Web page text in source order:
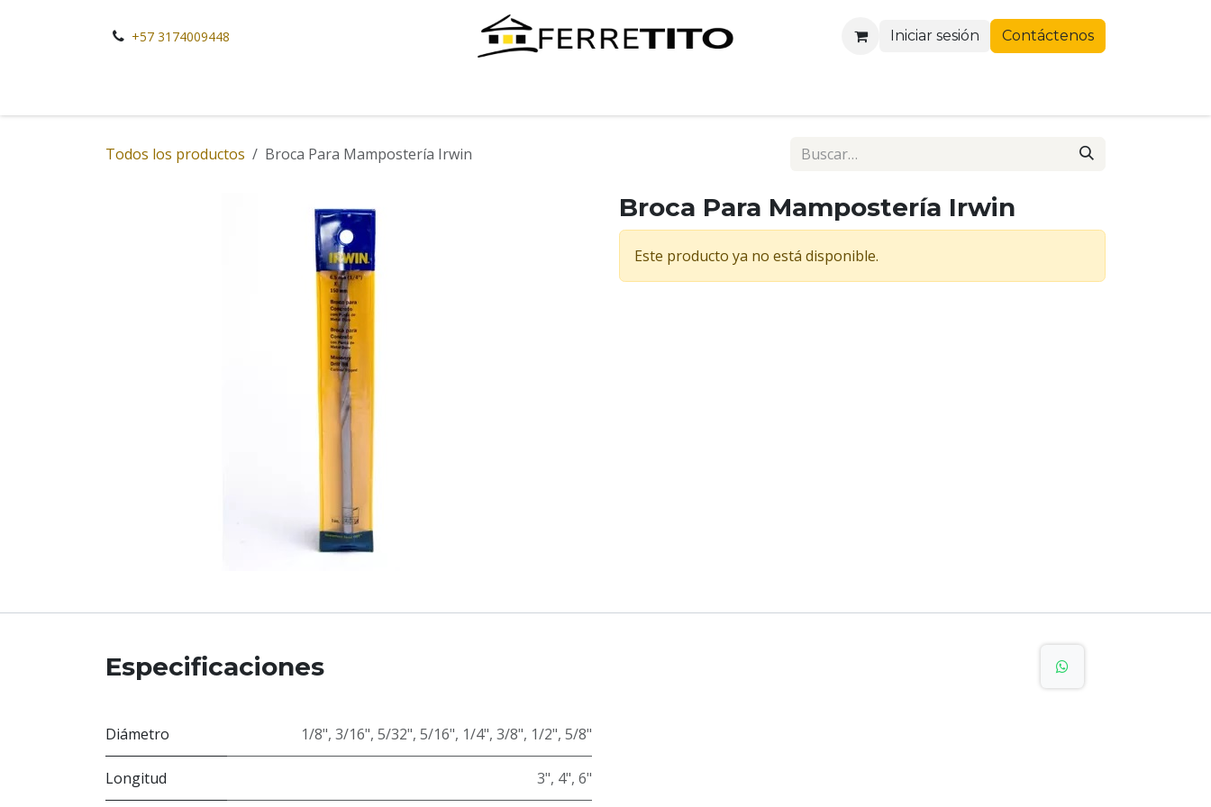
+57 3174009448
Iniciar sesión Contáctenos
Todos los productos Broca Para Mampostería Irwin
Broca Para Mampostería Irwin
Este producto ya no está disponible.
Especificaciones
Diámetro 1/8", 3/16", 5/32", 5/16", 1/4", 3/8", 1/2", 5/8"
Longitud 3", 4", 6"